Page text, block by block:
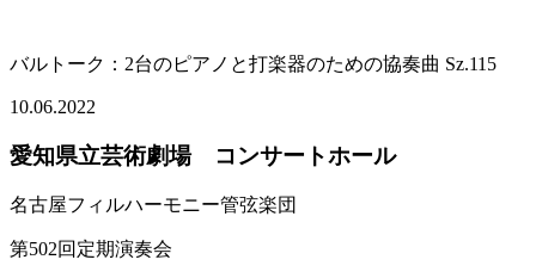
バルトーク：2台のピアノと打楽器のための協奏曲 Sz.115
10.06.2022
愛知県立芸術劇場 コンサートホール
名古屋フィルハーモニー管弦楽団
第502回定期演奏会